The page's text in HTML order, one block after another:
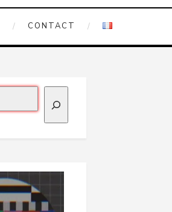
CONTACT